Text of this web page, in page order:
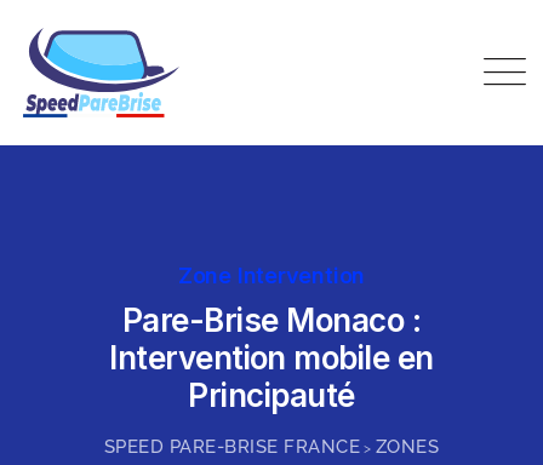
content
Speed Pare-Brise France
Zone Intervention
Pare-Brise Monaco :
Intervention mobile en
Principauté
SPEED PARE-BRISE FRANCE > ZONES